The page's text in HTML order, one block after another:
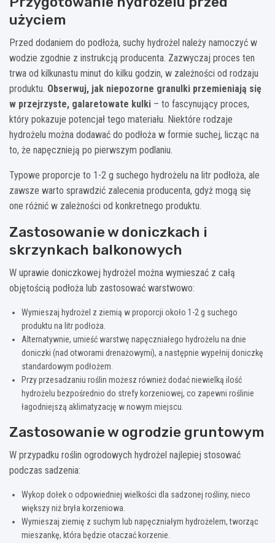
użyciem
Przed dodaniem do podłoża, suchy hydrożel należy namoczyć w
wodzie zgodnie z instrukcją producenta. Zazwyczaj proces ten
trwa od kilkunastu minut do kilku godzin, w zależności od rodzaju
produktu. Obserwuj, jak niepozorne granulki przemieniają się
w przejrzyste, galaretowate kulki – to fascynujący proces,
który pokazuje potencjał tego materiału. Niektóre rodzaje
hydrożelu można dodawać do podłoża w formie suchej, licząc na
to, że napęcznieją po pierwszym podlaniu.
Typowe proporcje to 1-2 g suchego hydrożelu na litr podłoża, ale
zawsze warto sprawdzić zalecenia producenta, gdyż mogą się
one różnić w zależności od konkretnego produktu.
Zastosowanie w doniczkach i
skrzynkach balkonowych
W uprawie doniczkowej hydrożel można wymieszać z całą
objętością podłoża lub zastosować warstwowo:
Wymieszaj hydrożel z ziemią w proporcji około 1-2 g suchego
produktu na litr podłoża.
Alternatywnie, umieść warstwę napęczniałego hydrożelu na dnie
doniczki (nad otworami drenażowymi), a następnie wypełnij doniczkę
standardowym podłożem.
Przy przesadzaniu roślin możesz również dodać niewielką ilość
hydrożelu bezpośrednio do strefy korzeniowej, co zapewni roślinie
łagodniejszą aklimatyzację w nowym miejscu.
Zastosowanie w ogrodzie gruntowym
W przypadku roślin ogrodowych hydrożel najlepiej stosować
podczas sadzenia:
Wykop dołek o odpowiedniej wielkości dla sadzonej rośliny, nieco
większy niż bryła korzeniowa.
Wymieszaj ziemię z suchym lub napęczniałym hydrożelem, tworząc
mieszankę, która będzie otaczać korzenie.